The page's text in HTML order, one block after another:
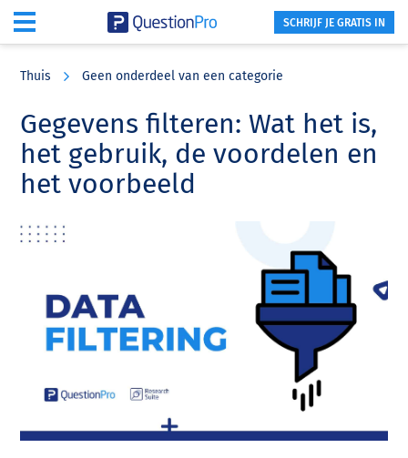
content
sidebar
SCHRIJF JE GRATIS IN
Thuis Geen onderdeel van een categorie
Gegevens filteren: Wat het is,
het gebruik, de voordelen en
het voorbeeld